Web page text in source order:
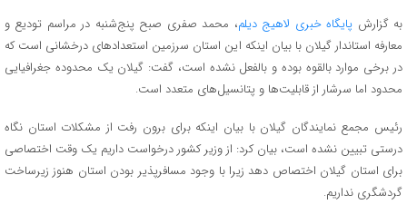
به گزارش پایگاه خبری لاهیج دیلم، محمد صفری صبح پنج‌شنبه در مراسم تودیع و
معارفه استاندار گیلان با بیان اینکه این استان سرزمین استعدادهای درخشانی است که
در برخی موارد بالقوه بوده و بالفعل نشده است، گفت: گیلان یک محدوده جغرافیایی
محدود اما سرشار از قابلیت‌ها و پتانسیل‌های متعدد است.
رئیس مجمع نمایندگان گیلان با بیان اینکه برای برون رفت از مشکلات استان نگاه
درستی تبیین نشده است، بیان کرد: از وزیر کشور درخواست داریم یک وقت اختصاصی
برای استان گیلان اختصاص دهد زیرا با وجود مسافرپذیر بودن استان هنوز زیرساخت
گردشگری نداریم.